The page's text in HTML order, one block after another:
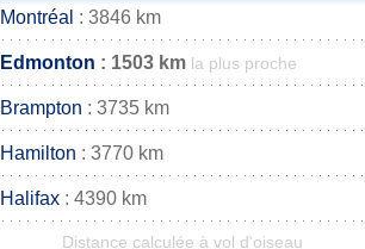
Montréal : 3846 km
Edmonton : 1503 km la plus proche
Brampton : 3735 km
Hamilton : 3770 km
Halifax : 4390 km
Distance calculée à vol d'oiseau